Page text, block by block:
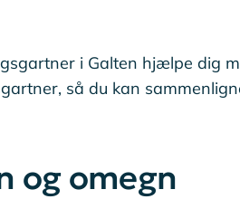
i Galten hjælpe dig
så du kan
og omegn